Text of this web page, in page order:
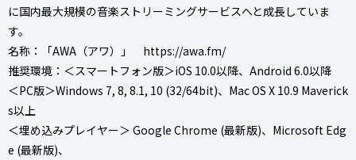
に国内最大規模の音楽ストリーミングサービスへと成長していま
す。
名称：「AWA（アワ）」 https://awa.fm/
推奨環境：＜スマートフォン版＞iOS 10.0以降、Android 6.0以降
＜PC版＞Windows 7, 8, 8.1, 10 (32/64bit)、Mac OS X 10.9 Maverick
s以上
＜埋め込みプレイヤー＞ Google Chrome (最新版)、Microsoft Edg
e (最新版)、